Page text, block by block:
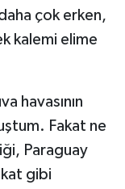
çok erken,
kalemi elime
havasının
Fakat ne
Paraguay
gibi